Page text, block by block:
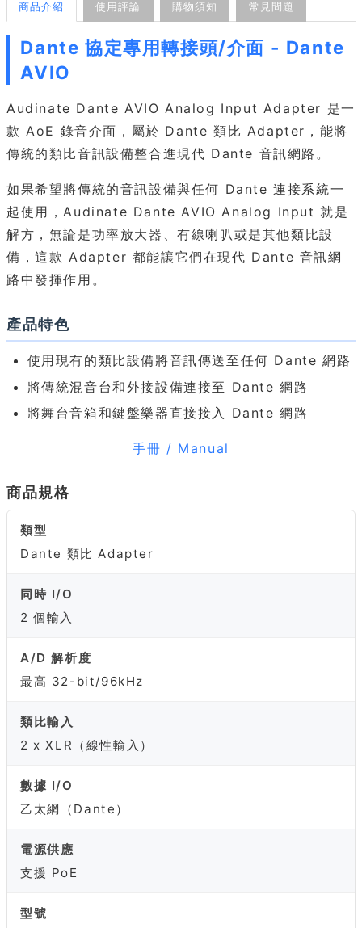
商品介紹 使用評論 購物須知 常見問題
Dante 協定專用轉接頭/介面 - Dante
AVIO
Audinate Dante AVIO Analog Input Adapter 是一
款 AoE 錄音介面，屬於 Dante 類比 Adapter，能將
傳統的類比音訊設備整合進現代 Dante 音訊網路。
如果希望將傳統的音訊設備與任何 Dante 連接系統一
起使用，Audinate Dante AVIO Analog Input 就是
解方，無論是功率放大器、有線喇叭或是其他類比設
備，這款 Adapter 都能讓它們在現代 Dante 音訊網
路中發揮作用。
產品特色
使用現有的類比設備將音訊傳送至任何 Dante 網路
將傳統混音台和外接設備連接至 Dante 網路
將舞台音箱和鍵盤樂器直接接入 Dante 網路
手冊 / Manual
商品規格
類型
Dante 類比 Adapter
同時 I/O
2 個輸入
A/D 解析度
最高 32-bit/96kHz
類比輸入
2 x XLR（線性輸入）
數據 I/O
乙太網（Dante）
電源供應
支援 PoE
型號